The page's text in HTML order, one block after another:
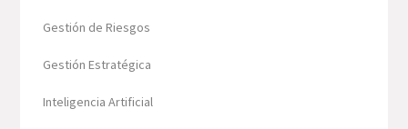
Gestión de Riesgos
Gestión Estratégica
Inteligencia Artificial